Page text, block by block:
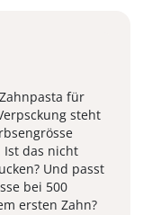
für
steht
Ist das nicht
Und passt
bei 500
ersten Zahn?